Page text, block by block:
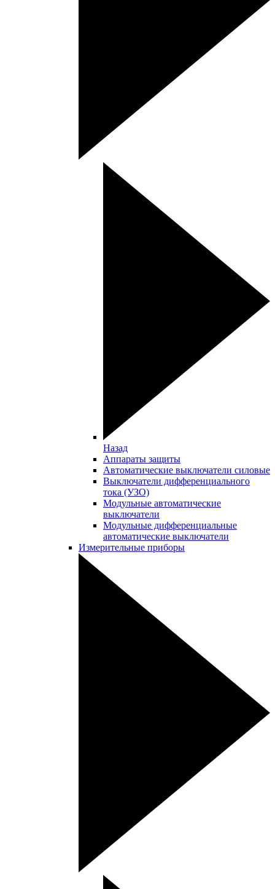
Назад
Аппараты защиты
Автоматические выключатели силовые
Выключатели дифференциального
тока (УЗО)
Модульные автоматические
выключатели
Модульные дифференциальные
автоматические выключатели
Измерительные приборы